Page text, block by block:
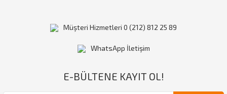
Müşteri Hizmetleri 0 (212) 812 25 89
WhatsApp İletişim
E-BÜLTENE KAYIT OL!